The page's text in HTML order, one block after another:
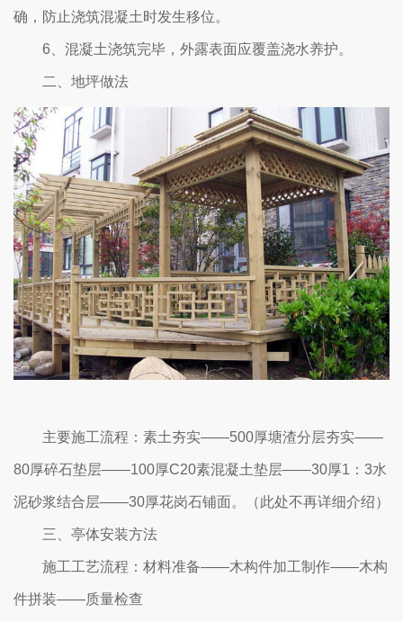
确，防止浇筑混凝土时发生移位。
6、混凝土浇筑完毕，外露表面应覆盖浇水养护。
二、地坪做法
主要施工流程：素土夯实——500厚塘渣分层夯实——
80厚碎石垫层——100厚C20素混凝土垫层——30厚1：3水
泥砂浆结合层——30厚花岗石铺面。（此处不再详细介绍）
三、亭体安装方法
施工工艺流程：材料准备——木构件加工制作——木构
件拼装——质量检查